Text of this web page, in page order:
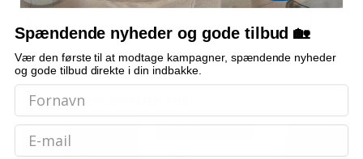
Bemærk: FAQ er vejledende information. Vi tager forbehold for fejl og
mangler, og oplysningerne er ikke juridisk bindende.
OFTE KØBT SAMMEN MED
Spændende nyheder og gode tilbud 🏡
Vær den første til at modtage kampagner, spændende nyheder
og gode tilbud direkte i din indbakke.
Email